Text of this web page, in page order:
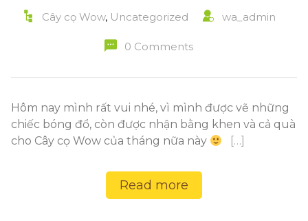
Cây cọ Wow, Uncategorized wa_admin
0 Comments
Hôm nay mình rất vui nhé, vì mình được vẽ những
chiếc bóng đổ, còn được nhận bằng khen và cả quà
cho Cây cọ Wow của tháng nữa này
[…]
Read more